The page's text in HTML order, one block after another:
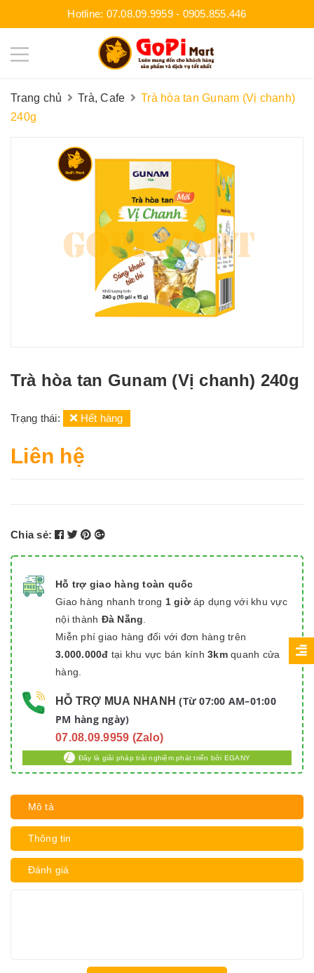
Hotline: 07.08.09.9959- 0905.855.446
Trang chủ Trà, Cafe
Trà hòa tan Gunam (Vị chanh)
240g
Trà hòa tan Gunam (Vị chanh) 240g
Trạng thái: Hết hàng
Liên hệ
Chia sẻ:
Hỗ trợ giao hàng toàn quốc
Giao hàng nhanh trong 1 giờáp dụng với khu vực
nội thành Đà Nẵng
Miễn phí giao hàng đối với đơn hàng trên
3.000.000đ tại khu vực bán kính 3kmquanh cửa
hàng.
HỖ TRỢ MUA NHANH (Từ 07:00 AM–01:00
PM hàng ngày)
07.08.09.9959 (Zalo)
Đây là giải pháp trải nghiệm phát triển bởi EGANY
Mô tả
Thông tin
Đánh giá